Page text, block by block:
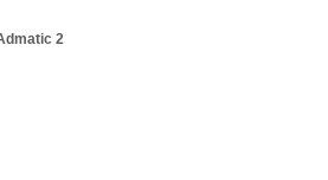
2